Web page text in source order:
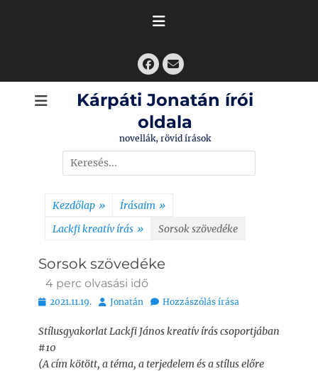
Facebook
Email
Kárpáti Jonatán írói
oldala
novellák, rövid írások
Search
for:
Kezdőlap » Írásaim »
Lackfi kreatív írás » Sorsok szövedéke
Sorsok szövedéke
4 perc olvasási idő
Bejegyezve
2021.11.19. Szerző
Jonatán Hozzászólás írása
Stílusgyakorlat Lackfi János kreatív írás csoportjában
#10
(A cím kötött, a téma, a terjedelem és a stílus előre